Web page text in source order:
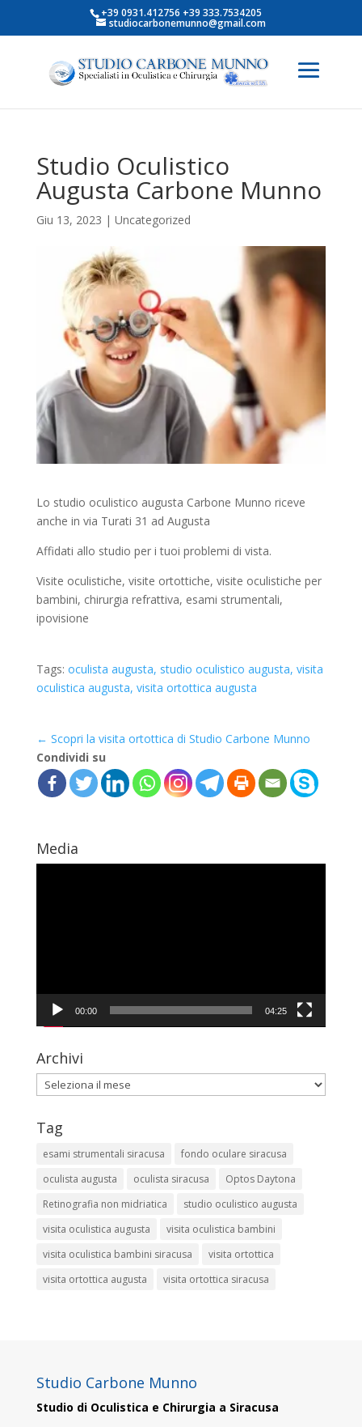
+39 0931.412756 +39 333.7534205
studiocarbonemunno@gmail.com
Studio Oculistico
Augusta Carbone Munno
Giu 13, 2023 | Uncategorized
Lo studio oculistico augusta Carbone Munno riceve
anche in via Turati 31 ad Augusta
Affidati allo studio per i tuoi problemi di vista.
Visite oculistiche, visite ortottiche, visite oculistiche per
bambini, chirurgia refrattiva, esami strumentali,
ipovisione
Tags: oculista augusta studio oculistico augusta visita
oculistica augusta visita ortottica augusta
← Scopri la visita ortottica di Studio Carbone Munno
Condividi su
Media
00:00 04:25
Archivi
Archivi
Tag
esami strumentali siracusa
fondo oculare siracusa
oculista augusta
oculista siracusa
Optos Daytona
Retinografia non midriatica
studio oculistico augusta
visita oculistica augusta
visita oculistica bambini
visita oculistica bambini siracusa
visita ortottica
visita ortottica augusta
visita ortottica siracusa
Studio Carbone Munno
Studio di Oculistica e Chirurgia a Siracusa